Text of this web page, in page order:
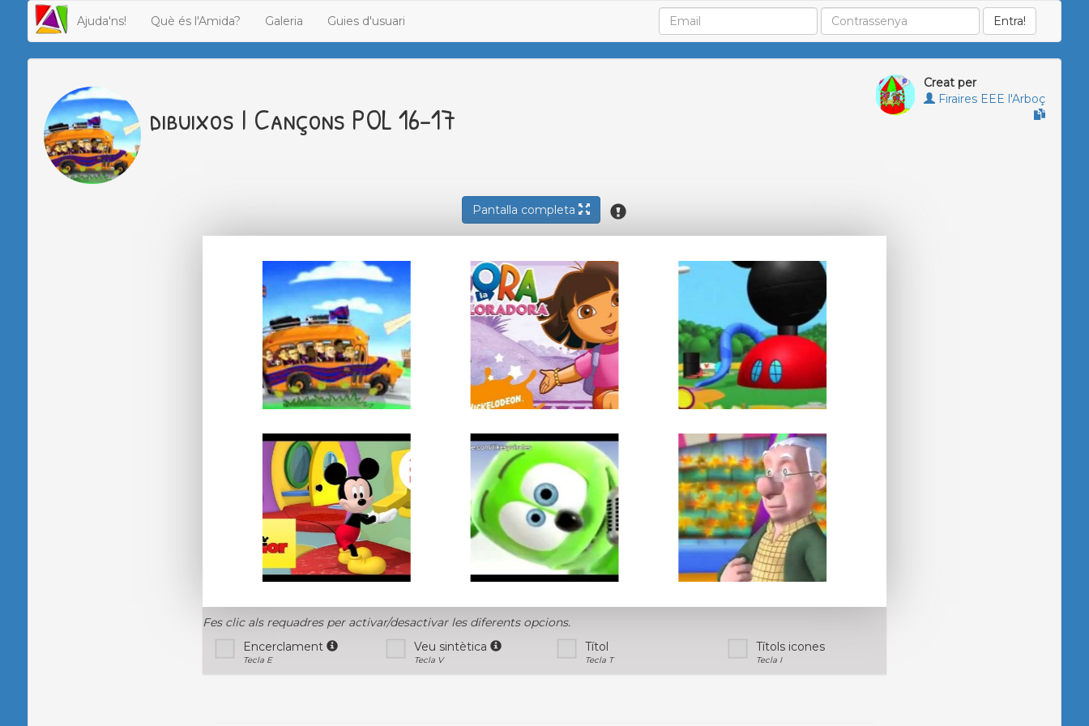
Ajuda'ns! Què és l'Amida? Galeria Guies d'usuari
Creat per
Firaires EEE l'Arboç
dibuixos I Cançons POL 16-17
Pantalla completa
Fes clic als requadres per activar/desactivar les diferents opcions.
Encerclament
Tecla E
Veu sintètica
Tecla V
Títol
Tecla T
Títols icones
Tecla I